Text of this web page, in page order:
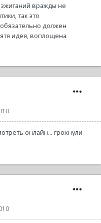
вражды не
так это
должен
идея, воплощена
онлайн... грохнули